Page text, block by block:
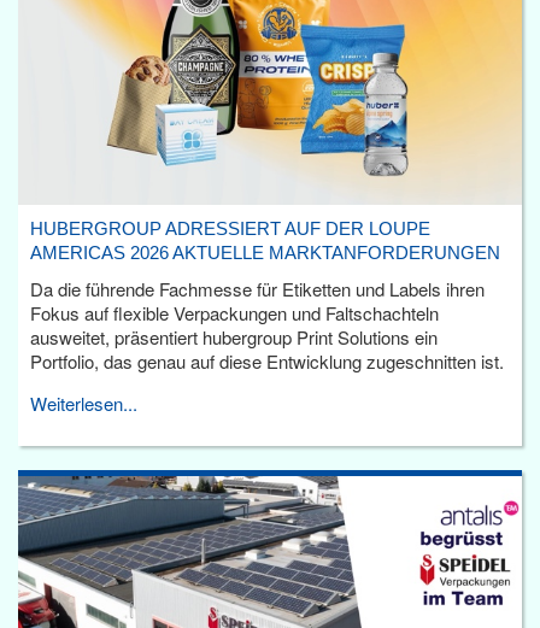
HUBERGROUP ADRESSIERT AUF DER LOUPE
AMERICAS 2026 AKTUELLE MARKTANFORDERUNGEN
Da die führende Fachmesse für Etiketten und Labels ihren
Fokus auf flexible Verpackungen und Faltschachteln
ausweitet, präsentiert hubergroup Print Solutions ein
Portfolio, das genau auf diese Entwicklung zugeschnitten ist.
Weiterlesen...